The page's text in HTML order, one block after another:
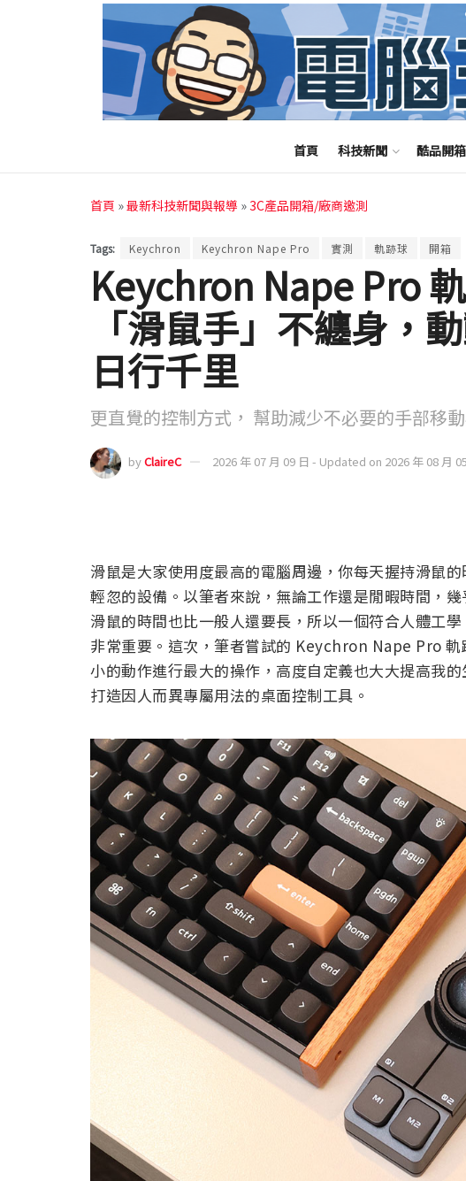
首頁 科技新聞 酷品開箱
首頁 »最新科技新聞與報導 »3C產品開箱/廠商邀測
Tags: Keychron Keychron Nape Pro 實測 軌跡球 開箱
Keychron Nape Pro
「滑鼠手」不纏身，
日行千里
更直覺的控制方式， 幫助減少不必要的手部移
byClaireC 2026 年 07 月 09 日 - Updated on 2026 年 08 月
滑鼠是大家使用度最高的電腦周邊，你每天握持滑鼠
輕忽的設備。以筆者來說，無論工作還是閒暇時間，
滑鼠的時間也比一般人還要長，所以一個符合人體工
非常重要。這次，筆者嘗試的 Keychron Nape Pro
小的動作進行最大的操作，高度自定義也大大提高我
打造因人而異專屬用法的桌面控制工具。